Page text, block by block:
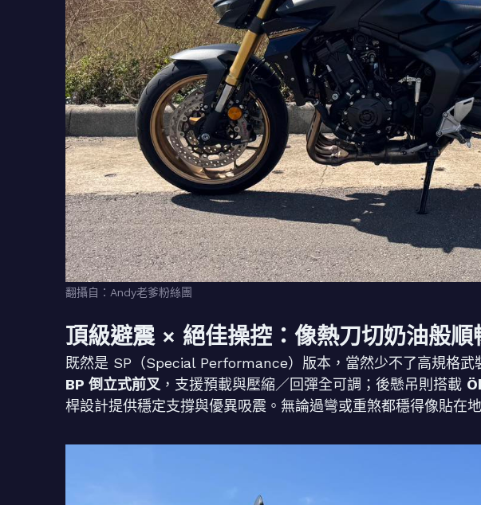
翻攝自：Andy老爹粉絲團
頂級避震 × 絕佳操控：像熱刀切奶油般順
既然是 SP（Special Performance）版本，當然少不了高規格武
BP 倒立式前叉，支援預載與壓縮／回彈全可調；後懸吊則搭載
桿設計提供穩定支撐與優異吸震。無論過彎或重煞都穩得像貼在地